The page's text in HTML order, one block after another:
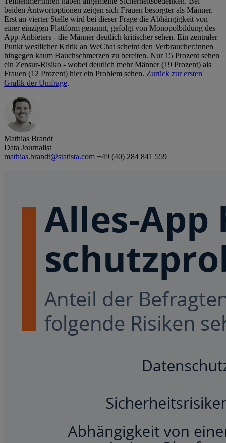
beiden Antwortoptionen zeigen sich Frauen besorgter als Männer.
Erst an vierter Stelle wird bei dieser Frage die Abhängigkeit von
einer einzigen Plattform genannt, gefolgt von Monopolbildung des
App-Anbieters - die Männer deutlich kritischer sehen. Ein zentraler
Punkt westlicher Kritik an WeChat scheint den Verbraucher:innen
hingegen kaum Bauchschmerzen zu bereiten. Nur 15 Prozent sehen
ein Zensur-Risiko - wobei deutlich mehr Männer (19 Prozent) als
Frauen (12 Prozent) hier ein Problem sehen. Zurück zur ersten
Grafik der Umfrage.
Mathias Brandt
Data Journalist
mathias.brandt@statista.com +49 (40) 284 841 559